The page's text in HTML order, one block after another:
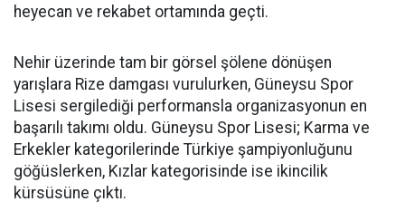
heyecan ve rekabet ortamında geçti.
Nehir üzerinde tam bir görsel şölene dönüşen
yarışlara Rize damgası vurulurken, Güneysu Spor
Lisesi sergilediği performansla organizasyonun en
başarılı takımı oldu. Güneysu Spor Lisesi; Karma ve
Erkekler kategorilerinde Türkiye şampiyonluğunu
göğüslerken, Kızlar kategorisinde ise ikincilik
kürsüsüne çıktı.